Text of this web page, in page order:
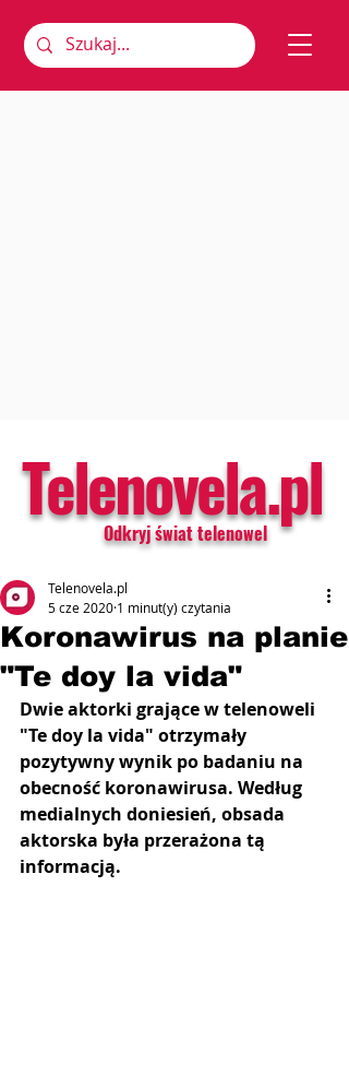
Telenovela.pl
Odkryj świat telenowel
Koronawirus na planie
"Te doy la vida"
Telenovela.pl
5 cze 2020 1 minut(y) czytania
Dwie aktorki grające w telenoweli
"Te doy la vida" otrzymały
pozytywny wynik po badaniu na
obecność koronawirusa. Według
medialnych doniesień, obsada
aktorska była przerażona tą
informacją.